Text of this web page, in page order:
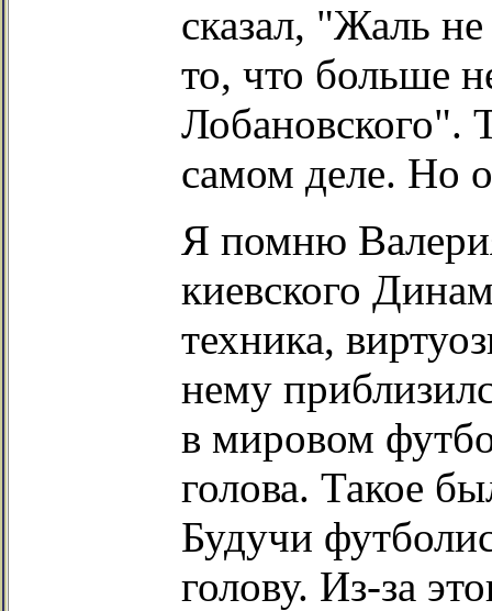
сказал, "Жаль
то, что больше
Лобановского".
самом деле. Но
Я помню
киевского
техника,
нему
в мировом
голова. Такое
Будучи
голову. Из-за